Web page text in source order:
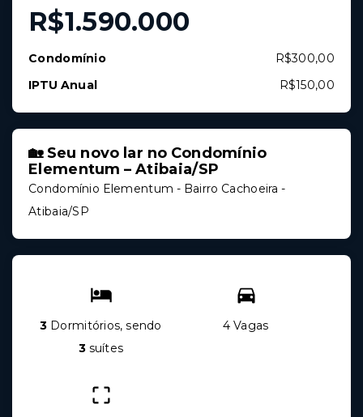
R$1.590.000
Condomínio
R$300,00
IPTU Anual
R$150,00
🏡 Seu novo lar no Condomínio
Elementum – Atibaia/SP
Condomínio Elementum - Bairro Cachoeira -
Atibaia/SP
3 Dormitórios, sendo
3suítes
4 Vagas